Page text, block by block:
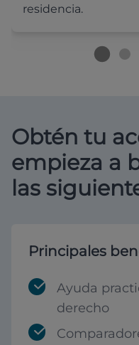
residencia.
Obtén tu
empieza a
las
Principales
Ayuda
derecho